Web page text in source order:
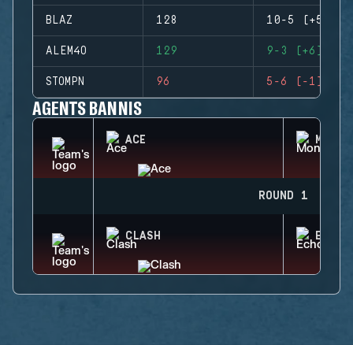
BLAZ 128 10-5 (+5)
ALEM4O 129 9-3 (+6)
STOMPN 96 5-6 (-1)
AGENTS BANNIS
ACE
ROUND 1
CLASH ECHO